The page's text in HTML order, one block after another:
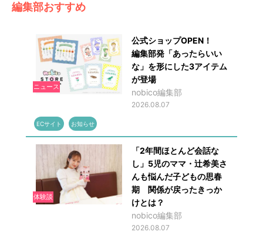
編集部おすすめ
ニュース
公式ショップOPEN！
編集部発「あったらいい
な」を形にした3アイテム
が登場
nobico編集部
2026.08.07
ECサイト お知らせ
体験談
「2年間ほとんど会話な
し」5児のママ・辻希美さ
んも悩んだ子どもの思春
期 関係が戻ったきっか
けとは？
nobico編集部
2026.08.07